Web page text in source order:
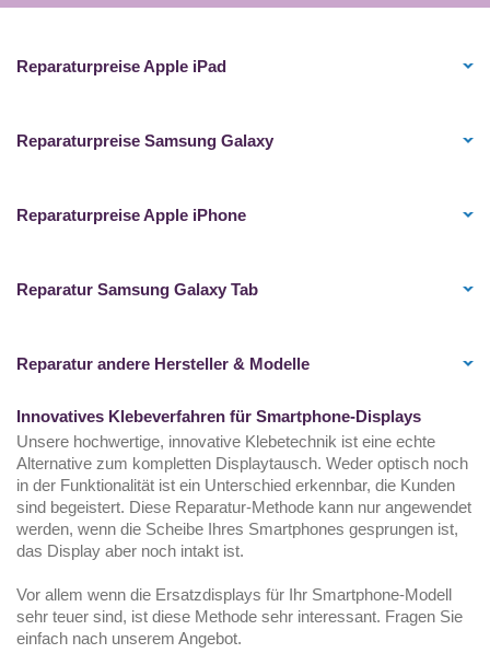
Reparaturpreise Apple iPad
Reparaturpreise Samsung Galaxy
Reparaturpreise Apple iPhone
Reparatur Samsung Galaxy Tab
Reparatur andere Hersteller & Modelle
Innovatives Klebeverfahren für Smartphone-Displays
Unsere hochwertige, innovative Klebetechnik ist eine echte
Alternative zum kompletten Displaytausch. Weder optisch noch
in der Funktionalität ist ein Unterschied erkennbar, die Kunden
sind begeistert. Diese Reparatur-Methode kann nur angewendet
werden, wenn die Scheibe Ihres Smartphones gesprungen ist,
das Display aber noch intakt ist.
Vor allem wenn die Ersatzdisplays für Ihr Smartphone-Modell
sehr teuer sind, ist diese Methode sehr interessant. Fragen Sie
einfach nach unserem Angebot.